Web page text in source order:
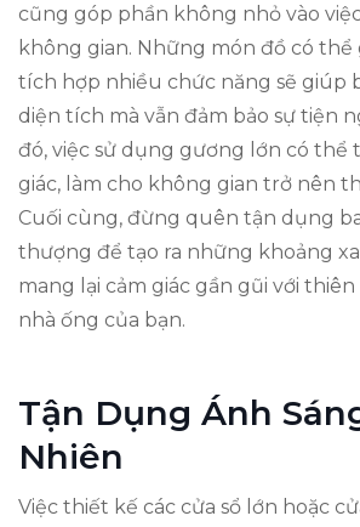
cũng góp phần không nhỏ vào
không gian. Những món đồ có thể
tích hợp nhiều chức năng sẽ giúp
diện tích mà vẫn đảm bảo sự tiện
đó, việc sử dụng gương lớn có thể
giác, làm cho không gian trở nên
Cuối cùng, đừng quên tận dụng
thượng để tạo ra những khoảng
mang lại cảm giác gần gũi với
nhà ống của bạn.
Tận Dụng Ánh
Nhiên
Việc thiết kế các cửa sổ lớn hoặc